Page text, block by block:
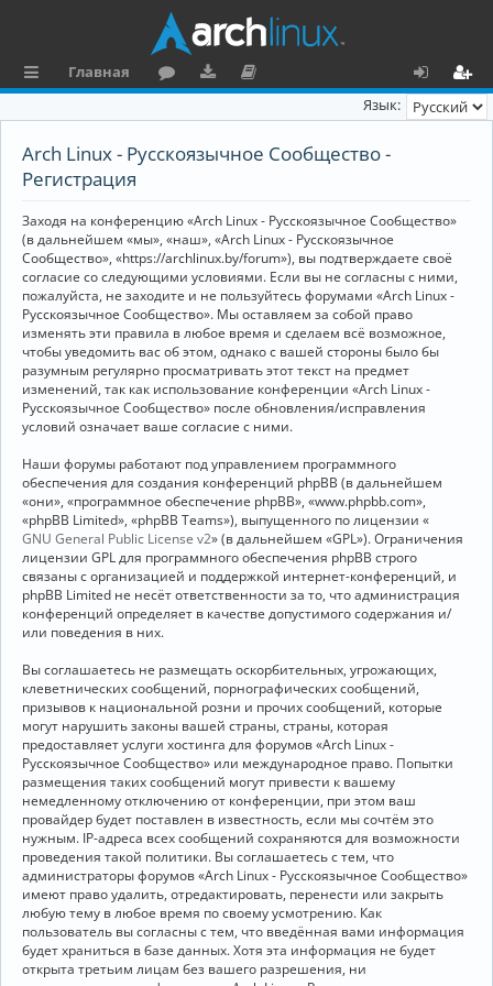
л
и
Главная
н
та
ц
и
я
х
ег
Язык:
Arch Linux - Русскоязычное Сообщество -
Регистрация
Заходя на конференцию «Arch Linux - Русскоязычное Сообщество»
(в дальнейшем «мы», «наш», «Arch Linux - Русскоязычное
Сообщество», «https://archlinux.by/forum»), вы подтверждаете своё
согласие со следующими условиями. Если вы не согласны с ними,
пожалуйста, не заходите и не пользуйтесь форумами «Arch Linux -
Русскоязычное Сообщество». Мы оставляем за собой право
изменять эти правила в любое время и сделаем всё возможное,
чтобы уведомить вас об этом, однако с вашей стороны было бы
разумным регулярно просматривать этот текст на предмет
изменений, так как использование конференции «Arch Linux -
Русскоязычное Сообщество» после обновления/исправления
условий означает ваше согласие с ними.
Наши форумы работают под управлением программного
обеспечения для создания конференций phpBB (в дальнейшем
«они», «программное обеспечение phpBB», «www.phpbb.com»,
«phpBB Limited», «phpBB Teams»), выпущенного по лицензии «
GNU General Public License v2» (в дальнейшем «GPL»). Ограничения
лицензии GPL для программного обеспечения phpBB строго
связаны с организацией и поддержкой интернет-конференций, и
phpBB Limited не несёт ответственности за то, что администрация
конференций определяет в качестве допустимого содержания и/
или поведения в них.
Вы соглашаетесь не размещать оскорбительных, угрожающих,
клеветнических сообщений, порнографических сообщений,
призывов к национальной розни и прочих сообщений, которые
могут нарушить законы вашей страны, страны, которая
предоставляет услуги хостинга для форумов «Arch Linux -
Русскоязычное Сообщество» или международное право. Попытки
размещения таких сообщений могут привести к вашему
немедленному отключению от конференции, при этом ваш
провайдер будет поставлен в известность, если мы сочтём это
нужным. IP-адреса всех сообщений сохраняются для возможности
проведения такой политики. Вы соглашаетесь с тем, что
администраторы форумов «Arch Linux - Русскоязычное Сообщество»
имеют право удалить, отредактировать, перенести или закрыть
любую тему в любое время по своему усмотрению. Как
пользователь вы согласны с тем, что введённая вами информация
будет храниться в базе данных. Хотя эта информация не будет
открыта третьим лицам без вашего разрешения, ни